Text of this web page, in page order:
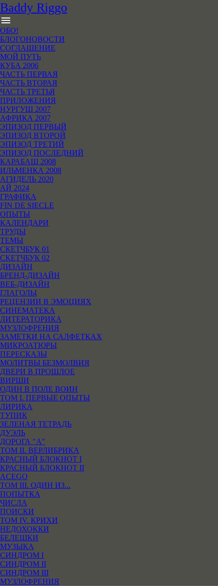
Baddy Riggo
menu
ОБО!
БЛОГОНОВОСТИ
СОГЛАШЕНИЕ
МОЙ ПУТЬ
КУБА 2006
ЧАСТЬ ПЕРВАЯ
ЧАСТЬ ВТОРАЯ
ЧАСТЬ ТРЕТЬЯ
ПРИЛОЖЕНИЯ
НУРГУШ 2007
АФРИКА 2007
ЭПИЗОД ПЕРВЫЙ
ЭПИЗОД ВТОРОЙ
ЭПИЗОД ТРЕТИЙ
ЭПИЗОД ПОСЛЕДНИЙ
КАРАБАШ 2008
ИЛЬМЕНКА 2008
АГИДЕЛЬ 2020
АЙ 2024
ГРАФИКА
FIN DE SIECLE
ОПЫТЫ
КАЛЕНДАРИ
ТРУДЫ
ТЕМЫ
СКЕТЧБУК 01
СКЕТЧБУК 02
ДИЗАЙН
БРЕНД-ДИЗАЙН
ВЕБ-ДИЗАЙН
ГЛАГОЛЫ
РЕЦЕНЗИИ В ЭМОЦИЯХ
СИНЕМАТЕКА
ЛИТЕРАТОРИКА
МУЗЛОФРЕНИЯ
ЗАМЕТКИ НА САЛФЕТКАХ
МИКРОАТЮРЫ
ПЕРЕСКАЗЫ
МОЛИТВЫ БЕЗМОЛВИЯ
ДВЕРИ В ПРОШЛОЕ
ВИРШИ
ОДИН В ПОЛЕ ВОИН
ТОМ I. ПЕРВЫЕ ОПЫТЫ
ЛИРИКА
ТУПИК
ЗЕЛЕНАЯ ТЕТРАДЬ
ДУЭЛЬ
ДОРОГА "А"
ТОМ II. ВЕРЛИБРИКА
КРАСНЫЙ БЛОКНОТ I
КРАСНЫЙ БЛОКНОТ II
ACEGO
ТОМ III. ОДИН ИЗ...
ПОПЫТКА
ЧИСЛА
ПОИСКИ
ТОМ IV. КРИХИ
НЕДОХОККИ
БЕЛЕШКИ
МУЗЫКА
СИНДРОМ I
СИНДРОМ II
СИНДРОМ III
МУЗЛОФРЕНИЯ